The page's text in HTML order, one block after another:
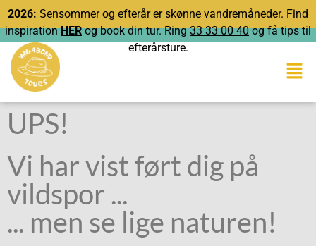
2026: Sensommer og efterår er skønne vandremåneder. Find
inspiration HERog book din tur. Ring33 33 00 40 og få tips til
efterårsture.
UPS!
Vi har vist ført dig på
vildspor ...
... men se lige naturen!